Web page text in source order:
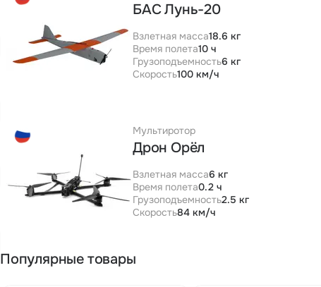
БАС Лунь-20
Взлетная масса18.6 кг
Время полета10 ч
Грузоподъемность6 кг
Скорость100 км/ч
Мультиротор
Дрон Орёл
Взлетная масса6 кг
Время полета0.2 ч
Грузоподъемность2.5 кг
Скорость84 км/ч
Популярные товары